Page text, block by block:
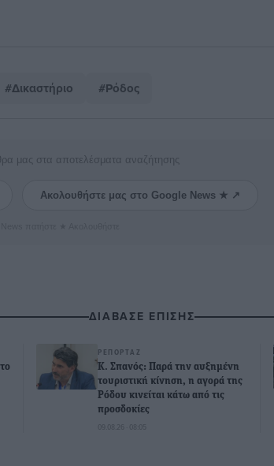
#Δικαστήριο #Ρόδος
μας στα αποτελέσματα αναζήτησης
Ακολουθήστε μας στο Google News ★ ↗
ΔΙΑΒΑΣΕ ΕΠΙΣΗΣ
ΡΕΠΟΡΤΆΖ
Κ. Σπανός: Παρά την αυξημένη
τουριστική κίνηση, η αγορά της
Ρόδου κινείται κάτω από τις
προσδοκίες
09.08.26 · 08:05